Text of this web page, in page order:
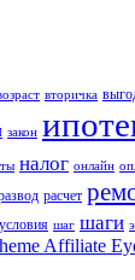
вторичка
закон
налог онлайн
расчет
условия шаг шаги
Affiliate